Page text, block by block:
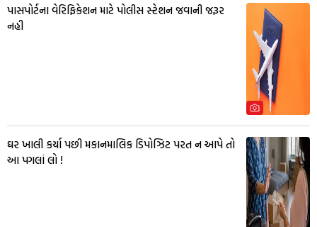
પાસપોર્ટના વેરિફિકેશન માટે પોલીસ સ્ટેશન જવાની જરૂર
નહી
ઘર ખાલી કર્યા પછી મકાનમાલિક ડિપોઝિટ પરત ન આપે તો
આ પગલાં લો !